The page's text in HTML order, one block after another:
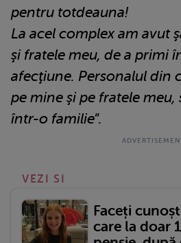
pentru totdeauna!
La acel complex am avut
şi fratele meu, de a primi
afecţiune. Personalul din
pe mine şi pe fratele meu,
într-o familie”.
VEZI SI
Faceți
care la doar